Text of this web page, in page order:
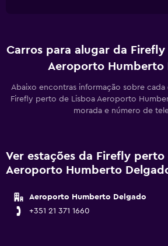
Carros para alugar da
Aeroporto Humberto
Abaixo encontras informação sobre cada
Firefly perto de Lisboa Aeroporto
morada e número de
Ver estações da Firefly perto
Aeroporto Humberto
Aeroporto Humberto Delgado
+351 21 371 1660